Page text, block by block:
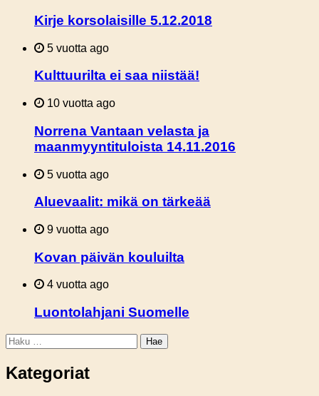
Kirje korsolaisille 5.12.2018
5 vuotta ago
Kulttuurilta ei saa niistää!
10 vuotta ago
Norrena Vantaan velasta ja
maanmyyntituloista 14.11.2016
5 vuotta ago
Aluevaalit: mikä on tärkeää
9 vuotta ago
Kovan päivän kouluilta
4 vuotta ago
Luontolahjani Suomelle
Haku:
Kategoriat